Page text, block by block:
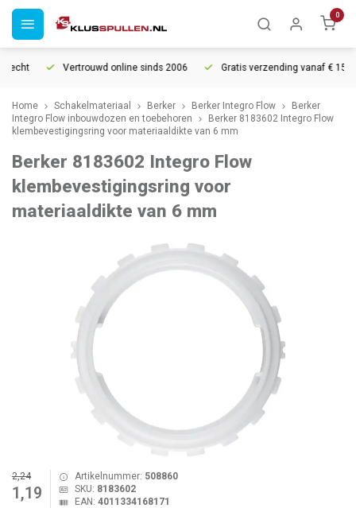
0
Vertrouwd online sinds 2006 Gratis verzending vanaf € 150
Home Schakelmateriaal Berker Berker Integro Flow
Berker
Integro Flow inbouwdozen en toebehoren
Berker 8183602 Integro Flow
klembevestigingsring voor materiaaldikte van 6 mm
Berker 8183602 Integro Flow
klembevestigingsring voor
materiaaldikte van 6 mm
2,24
1,19
Artikelnummer: 508860
SKU: 8183602
EAN: 4011334168171